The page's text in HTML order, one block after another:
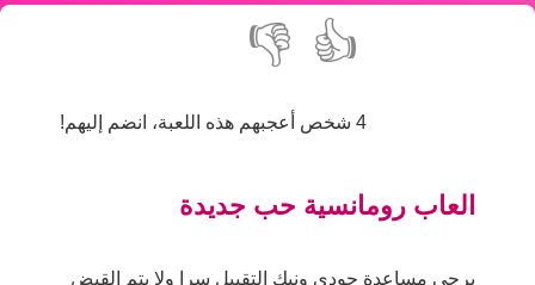
👍
👎
4 شخص أعجبهم هذه اللعبة، انضم إليهم!
العاب رومانسية حب جديدة
يرجى مساعدة جودي ونيك التقبيل سرا ولا يتم القبض